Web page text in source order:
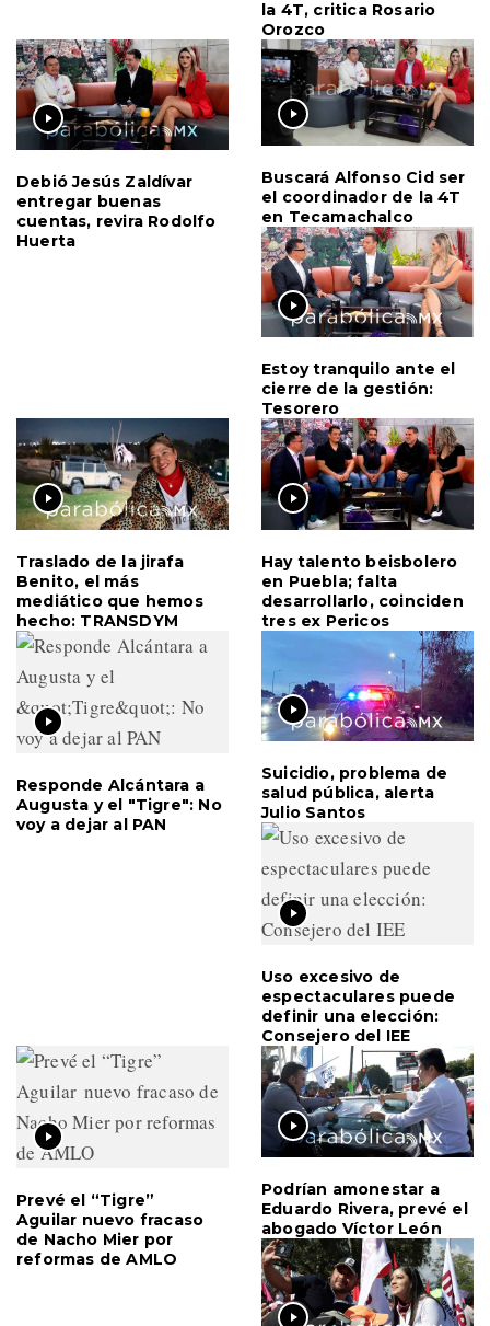
la 4T, critica Rosario
Orozco
Debió Jesús Zaldívar
entregar buenas
cuentas, revira Rodolfo
Huerta
Buscará Alfonso Cid ser
el coordinador de la 4T
en Tecamachalco
Estoy tranquilo ante el
cierre de la gestión:
Tesorero
Traslado de la jirafa
Benito, el más
mediático que hemos
hecho: TRANSDYM
Hay talento beisbolero
en Puebla; falta
desarrollarlo, coinciden
tres ex Pericos
Responde Alcántara a
Augusta y el "Tigre": No
voy a dejar al PAN
Suicidio, problema de
salud pública, alerta
Julio Santos
Uso excesivo de
espectaculares puede
definir una elección:
Consejero del IEE
Prevé el “Tigre”
Aguilar nuevo fracaso
de Nacho Mier por
reformas de AMLO
Podrían amonestar a
Eduardo Rivera, prevé el
abogado Víctor León